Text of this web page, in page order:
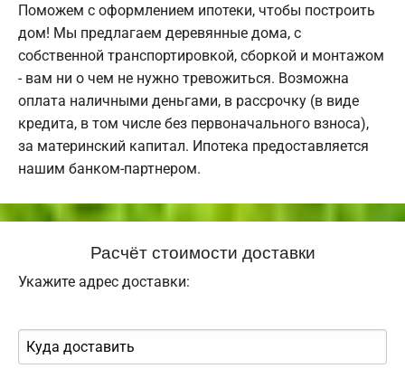
Поможем с оформлением ипотеки, чтобы построить
дом! Мы предлагаем деревянные дома, с
собственной транспортировкой, сборкой и монтажом
- вам ни о чем не нужно тревожиться. Возможна
оплата наличными деньгами, в рассрочку (в виде
кредита, в том числе без первоначального взноса),
за материнский капитал. Ипотека предоставляется
нашим банком-партнером.
Расчёт стоимости доставки
Укажите адрес доставки: